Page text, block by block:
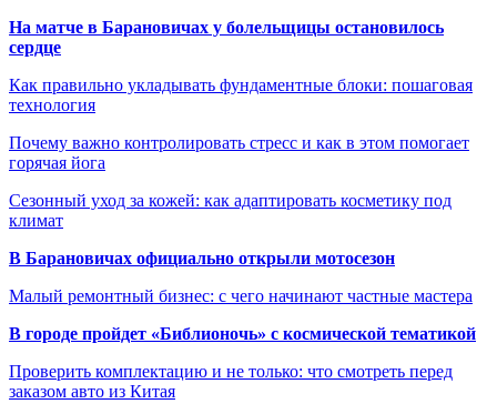
На матче в Барановичах у болельщицы остановилось
сердце
Как правильно укладывать фундаментные блоки: пошаговая
технология
Почему важно контролировать стресс и как в этом помогает
горячая йога
Сезонный уход за кожей: как адаптировать косметику под
климат
В Барановичах официально открыли мотосезон
Малый ремонтный бизнес: с чего начинают частные мастера
В городе пройдет «Библионочь» с космической тематикой
Проверить комплектацию и не только: что смотреть перед
заказом авто из Китая